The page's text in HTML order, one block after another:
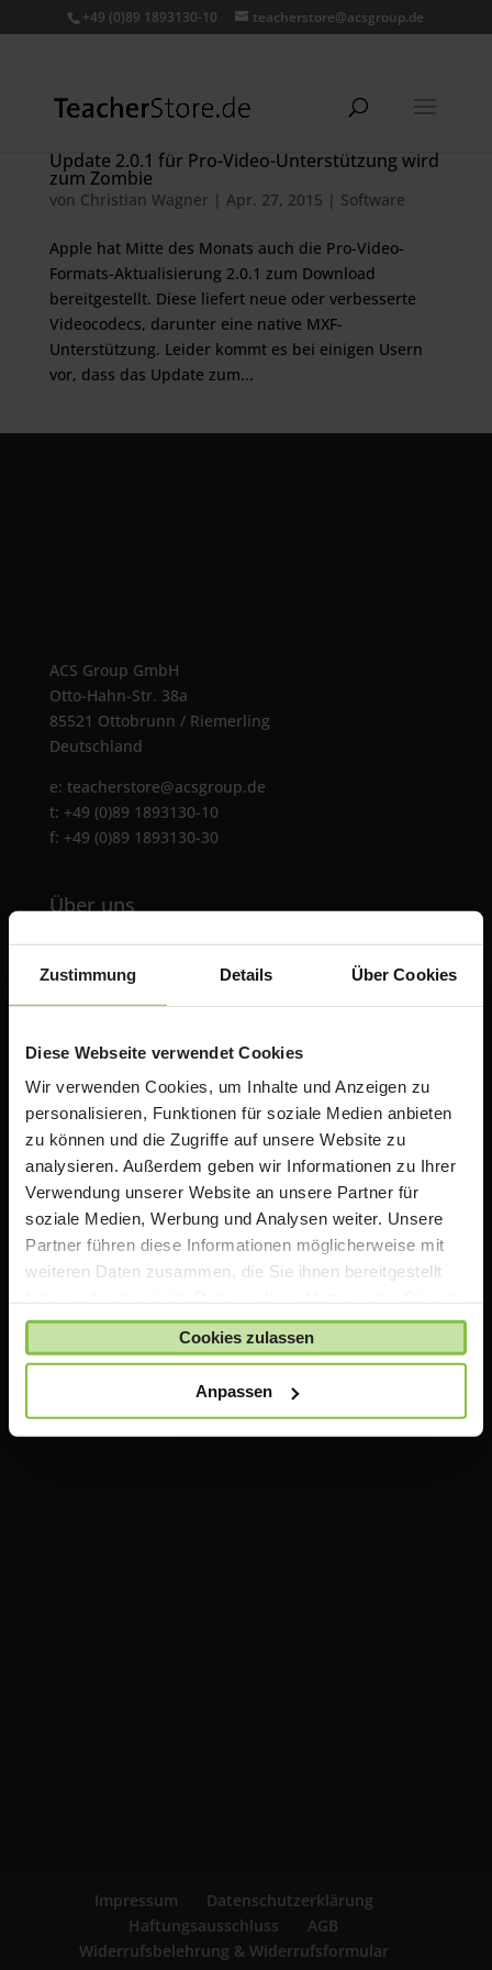
Zustimmung Details Über Cookies
Diese Webseite verwendet Cookies
Wir verwenden Cookies, um Inhalte und Anzeigen zu
personalisieren, Funktionen für soziale Medien anbieten
zu können und die Zugriffe auf unsere Website zu
analysieren. Außerdem geben wir Informationen zu Ihrer
Verwendung unserer Website an unsere Partner für
soziale Medien, Werbung und Analysen weiter. Unsere
Partner führen diese Informationen möglicherweise mit
weiteren Daten zusammen, die Sie ihnen bereitgestellt
gesammelt haben.
Cookies zulassen
Anpassen
+49 (0)89 1893130-10 teacherstore@acsgroup.de
Update 2.0.1 für Pro-Video-Unterstützung wird
zum Zombie
von Christian Wagner | Apr. 27, 2015 | Software
Apple hat Mitte des Monats auch die Pro-Video-
Formats-Aktualisierung 2.0.1 zum Download
bereitgestellt. Diese liefert neue oder verbesserte
Videocodecs, darunter eine native MXF-
Unterstützung. Leider kommt es bei einigen Usern
vor, dass das Update zum...
ACS Group GmbH
Otto-Hahn-Str. 38a
85521 Ottobrunn / Riemerling
Deutschland
e: teacherstore@acsgroup.de
t: +49 (0)89 1893130-10
f: +49 (0)89 1893130-30
Über uns
Die ACS Group betreibt mit TeacherStore.de ein
Online Portal für Lehrer & Schulen mit exklusiven
Rabatten auf Apple Produkte. Wir bieten zusätzlich
das Thema iPad in der Schule an.
Wichtiger Hinweis
Die auf TeacherStore.de gezeigten Preise beinhalten
bereits spezielle Rabatte für Lehrer und Schulen.
Für den Einkauf im TeacherStore.de benötigen Sie einen
aktuellen Nachweis über Ihre Lehrtätigkeit an einer
Zahlung bei uns eingegangen ist und uns Ihr Nachweis
über Ihre Lehrtätigkeit vorliegt.
Impressum
Datenschutzerklärung
Haftungsausschluss
AGB
Widerrufsbelehrung & Widerrufsformular